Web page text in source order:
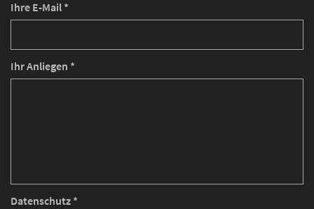
Ihre E-Mail *
Ihr Anliegen *
Datenschutz *